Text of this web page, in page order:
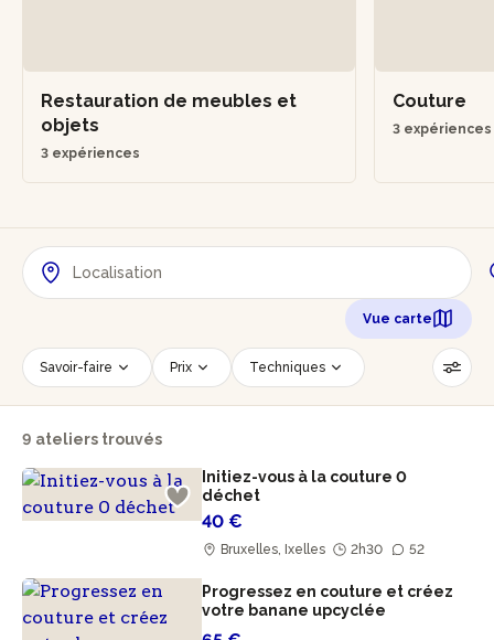
Restauration de meubles et
objets
3 expériences
Couture
3 expériences
Vue carte
Savoir-faire Prix Techniques
Date Créneau horaire
Nombre de personnes
Accessible PMR Réinitialiser les filtres
9 ateliers trouvés
Initiez-vous à la couture 0
déchet
40 €
Bruxelles, Ixelles 2h30 52
Progressez en couture et créez
votre banane upcyclée